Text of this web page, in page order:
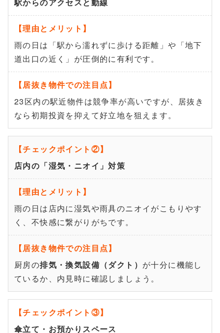
駅からのアクセスと動線
雨の日は「駅から濡れずに歩ける距離」や「地下
道出口の近く」が圧倒的に有利です。
23区内の駅近物件は競争率が高いですが、居抜き
なら初期投資を抑えて好立地を狙えます。
店内の「湿気・ニオイ」対策
雨の日は店内に湿気や雨具のニオイがこもりやす
く、不快感に繋がりがちです。
厨房の排気・換気設備（ダクト） が十分に機能し
ているか、内見時に確認しましょう。
傘立て・お預かりスペース